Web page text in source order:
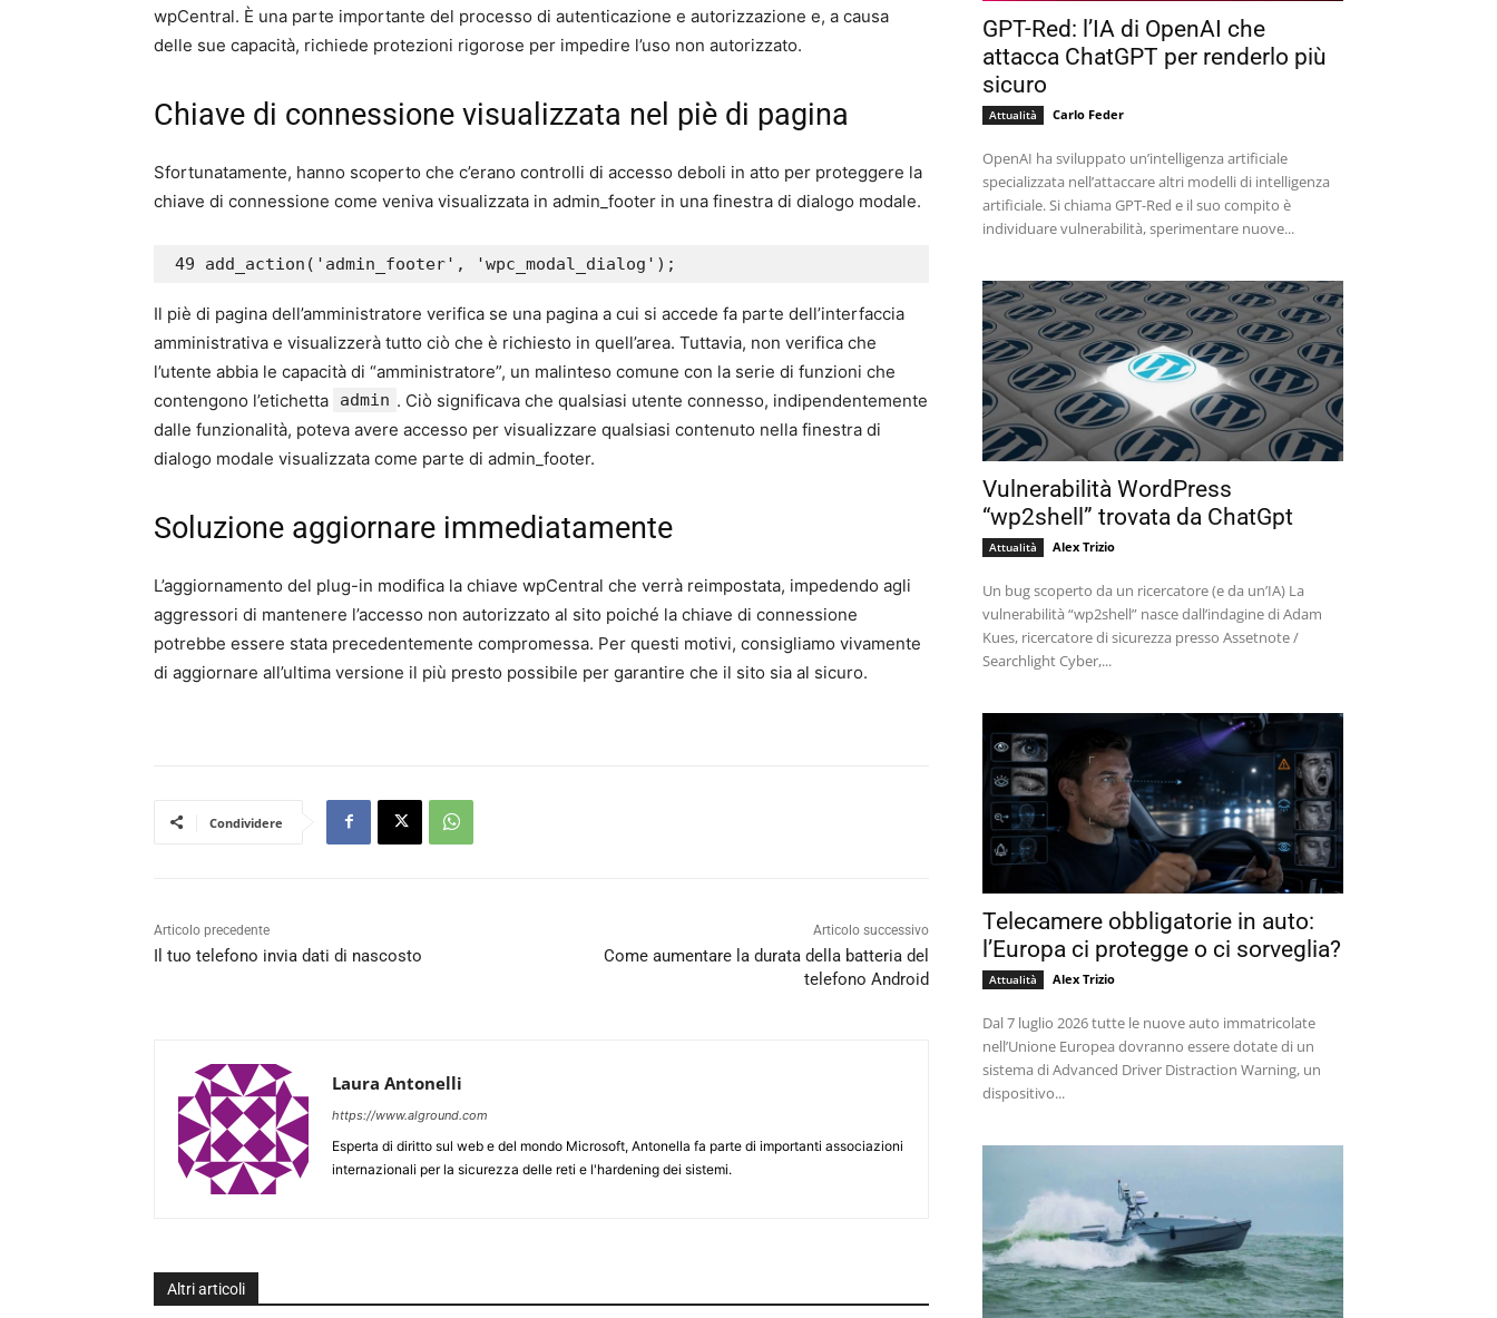
wpCentral. È una parte importante del processo di autenticazione e autorizzazione e, a causa
delle sue capacità, richiede protezioni rigorose per impedire l’uso non autorizzato.
Chiave di connessione visualizzata nel piè di pagina
Sfortunatamente, hanno scoperto che c’erano controlli di accesso deboli in atto per proteggere la
chiave di connessione come veniva visualizzata in admin_footer in una finestra di dialogo modale.
49 add_action('admin_footer', 'wpc_modal_dialog');
Il piè di pagina dell’amministratore verifica se una pagina a cui si accede fa parte dell’interfaccia
amministrativa e visualizzerà tutto ciò che è richiesto in quell’area. Tuttavia, non verifica che
l’utente abbia le capacità di “amministratore”, un malinteso comune con la serie di funzioni che
contengono l’etichetta
admin . Ciò significava che qualsiasi utente connesso, indipendentemente
dalle funzionalità, poteva avere accesso per visualizzare qualsiasi contenuto nella finestra di
dialogo modale visualizzata come parte di admin_footer.
Soluzione aggiornare immediatamente
L’aggiornamento del plug-in modifica la chiave wpCentral che verrà reimpostata, impedendo agli
aggressori di mantenere l’accesso non autorizzato al sito poiché la chiave di connessione
potrebbe essere stata precedentemente compromessa. Per questi motivi, consigliamo vivamente
di aggiornare all’ultima versione il più presto possibile per garantire che il sito sia al sicuro.
Condividere
Articolo precedente
Il tuo telefono invia dati di nascosto
Articolo successivo
Come aumentare la durata della batteria del
telefono Android
Laura Antonelli
https://www.alground.com
Esperta di diritto sul web e del mondo Microsoft, Antonella fa parte di importanti associazioni
internazionali per la sicurezza delle reti e l'hardening dei sistemi.
Altri articoli
GPT-Red: l’IA di OpenAI che
attacca ChatGPT per renderlo più
sicuro
Attualità Carlo Feder
OpenAI ha sviluppato un’intelligenza artificiale
specializzata nell’attaccare altri modelli di intelligenza
artificiale. Si chiama GPT-Red e il suo compito è
individuare vulnerabilità, sperimentare nuove...
Vulnerabilità WordPress
“wp2shell” trovata da ChatGpt
Attualità Alex Trizio
Un bug scoperto da un ricercatore (e da un’IA) La
vulnerabilità “wp2shell” nasce dall’indagine di Adam
Kues, ricercatore di sicurezza presso Assetnote /
Searchlight Cyber,...
Telecamere obbligatorie in auto:
l’Europa ci protegge o ci sorveglia?
Attualità Alex Trizio
Dal 7 luglio 2026 tutte le nuove auto immatricolate
nell’Unione Europea dovranno essere dotate di un
sistema di Advanced Driver Distraction Warning, un
dispositivo...